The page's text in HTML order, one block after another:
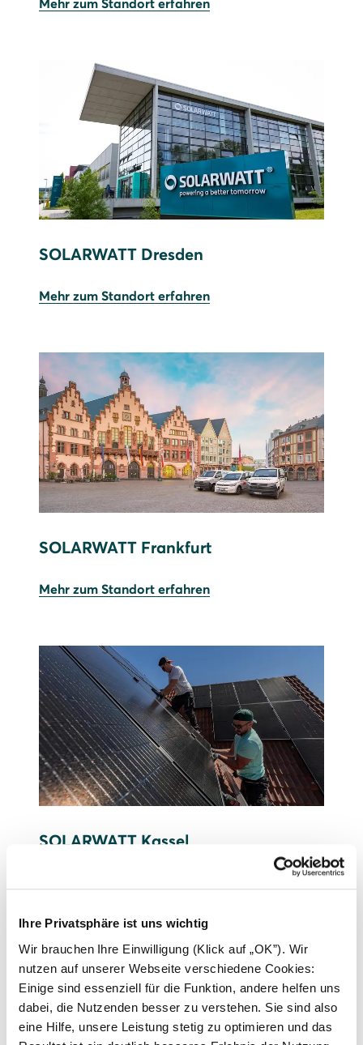
Ihre Privatsphäre ist uns wichtig
Wir brauchen Ihre Einwilligung (Klick auf „OK”). Wir
nutzen auf unserer Webseite verschiedene Cookies:
Einige sind essenziell für die Funktion, andere helfen uns
dabei, die Nutzenden besser zu verstehen. Sie sind also
eine Hilfe, unsere Leistung stetig zu optimieren und das
SOLARWATT Dresden
Mehr zum Standort erfahren
SOLARWATT Frankfurt
Mehr zum Standort erfahren
SOLARWATT Kassel